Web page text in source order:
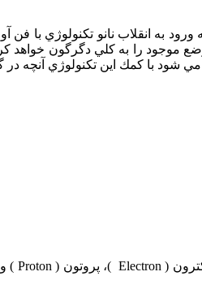
ورود به انقلاب نانو تكنولوژي با
موجود را به كلي دگرگون
مي شود با كمك اين تكنولوژي آنچه